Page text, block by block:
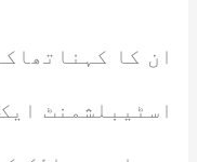
ان کا
اسٹیبلشمنٹ